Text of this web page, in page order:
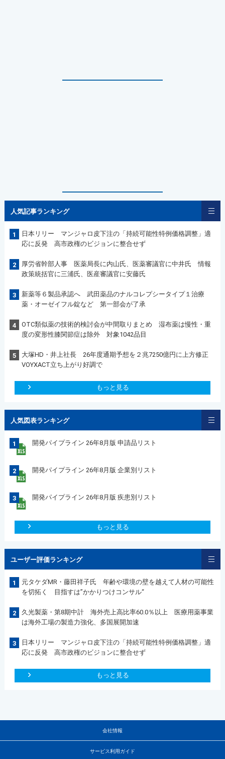
人気記事ランキング
1
日本リリー マンジャロ皮下注の「持続可能性特例価格調整」適
応に反発 高市政権のビジョンに整合せず
2
厚労省幹部人事 医薬局長に内山氏、医薬審議官に中井氏 情報
政策統括官に三浦氏、医産審議官に安藤氏
3
新薬等６製品承認へ 武田薬品のナルコレプシータイプ１治療
薬・オーゼイフル錠など 第一部会が了承
4
OTC類似薬の技術的検討会が中間取りまとめ 湿布薬は慢性・重
度の変形性膝関節症は除外 対象1042品目
5
大塚HD・井上社長 26年度通期予想を２兆7250億円に上方修正
VOYXACT立ち上がり好調で
もっと見る
人気図表ランキング
1 開発パイプライン 26年8月版 申請品リスト
2 開発パイプライン 26年8月版 企業別リスト
3 開発パイプライン 26年8月版 疾患別リスト
もっと見る
ユーザー評価ランキング
1
元タケダMR・藤田祥子氏 年齢や環境の壁を越えて人材の可能性
を切拓く 目指すは”かかりつけコンサル“
2
久光製薬・第8期中計 海外売上高比率60.0％以上 医療用薬事業
は海外工場の製造力強化、多国展開加速
3
日本リリー マンジャロ皮下注の「持続可能性特例価格調整」適
応に反発 高市政権のビジョンに整合せず
もっと見る
会社情報
サービス利用ガイド